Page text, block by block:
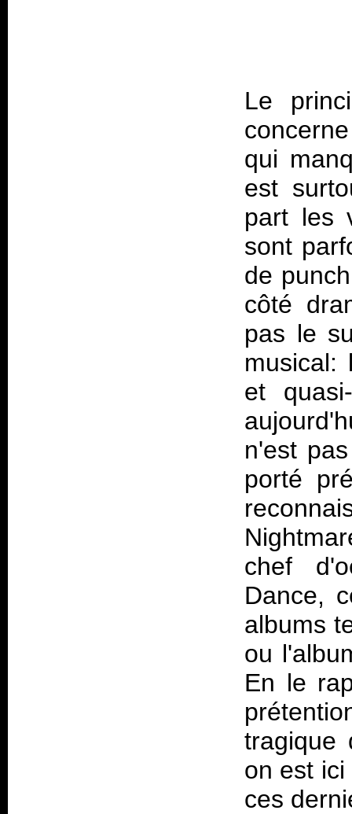
Le
qui
est
part les
sont
de
côté
pas le
musical:
et
n'est
porté
chef
Dance,
albums
ou
En le
tragique
on est
ces